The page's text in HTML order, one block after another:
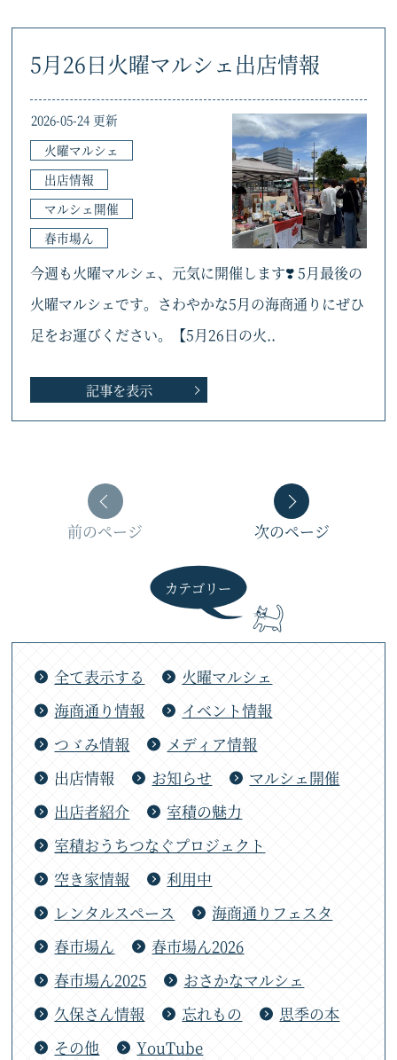
5月26日火曜マルシェ出店情報
2026-05-24 更新
火曜マルシェ
出店情報
マルシェ開催
春市場ん
今週も火曜マルシェ、元気に開催します❣️ 5月最後の
火曜マルシェです。さわやかな5月の海商通りにぜひ
足をお運びください。【5月26日の火..
記事を表示
前のページ 次のページ
カテゴリー
全て表示する
火曜マルシェ
海商通り情報
イベント情報
つゞみ情報
メディア情報
出店情報
お知らせ
マルシェ開催
出店者紹介
室積の魅力
室積おうちつなぐプロジェクト
空き家情報
利用中
レンタルスペース
海商通りフェスタ
春市場ん
春市場ん2026
春市場ん2025
おさかなマルシェ
久保さん情報
忘れもの
思季の本
その他
YouTube